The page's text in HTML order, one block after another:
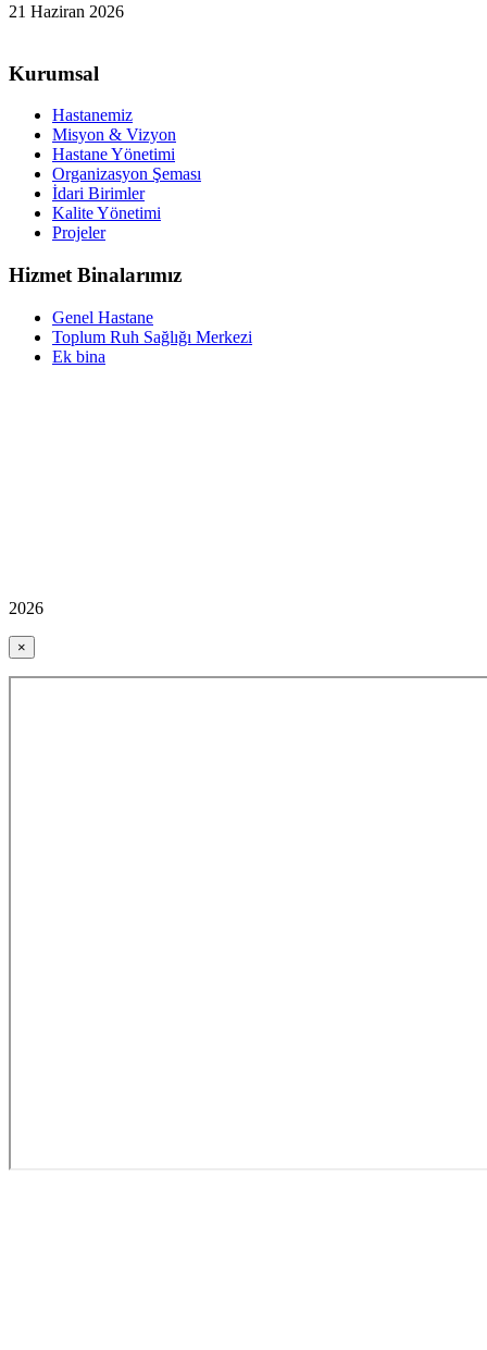
21 Haziran 2026
Kurumsal
Hastanemiz
Misyon & Vizyon
Hastane Yönetimi
Organizasyon Şeması
İdari Birimler
Kalite Yönetimi
Projeler
Hizmet Binalarımız
Genel Hastane
Toplum Ruh Sağlığı Merkezi
Ek bina
2026
×